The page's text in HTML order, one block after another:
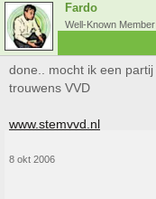
Fardo
Well-Known Member
done.. mocht ik een
trouwens VVD
www.stemvvd.nl
8 okt 2006